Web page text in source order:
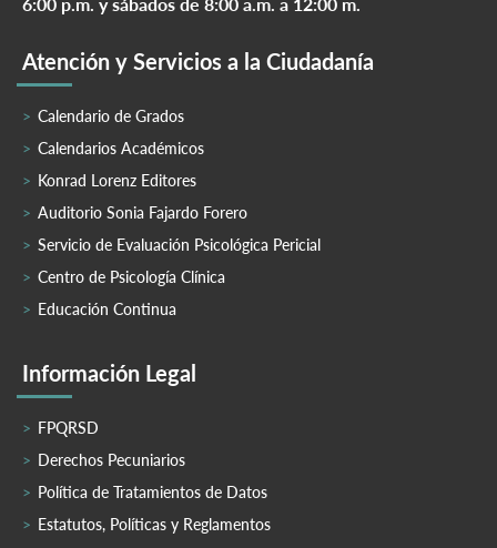
6:00 p.m. y sábados de 8:00 a.m. a 12:00 m.
Atención y Servicios a la Ciudadanía
Calendario de Grados
Calendarios Académicos
Konrad Lorenz Editores
Auditorio Sonia Fajardo Forero
Servicio de Evaluación Psicológica Pericial
Centro de Psicología Clínica
Educación Continua
Información Legal
FPQRSD
Derechos Pecuniarios
Política de Tratamientos de Datos
Estatutos, Políticas y Reglamentos